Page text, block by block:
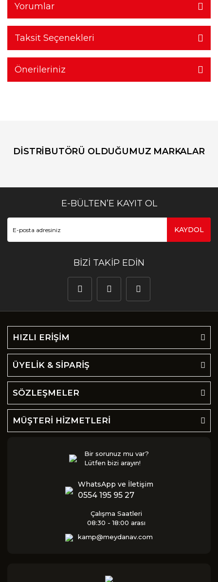
Yorumlar
Taksit Seçenekleri
Önerileriniz
DİSTRİBUTÖRÜ OLDUĞUMUZ MARKALAR
E-BÜLTEN’E KAYIT OL
KAYDOL
BİZİ TAKİP EDİN
HIZLI ERİŞİM
ÜYELİK & SİPARİŞ
SÖZLEŞMELER
MÜŞTERİ HİZMETLERİ
Bir sorunuz mu var?
Lütfen bizi arayın!
WhatsApp ve İletişim
0554 195 95 27
Çalışma Saatleri
08:30 - 18:00 arası
kamp@meydanav.com